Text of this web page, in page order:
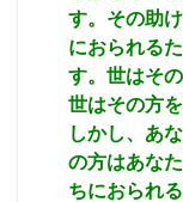
す。その助
におられる
す。世はそ
世はその方
しかし、あ
の方はあな
ちにおられ